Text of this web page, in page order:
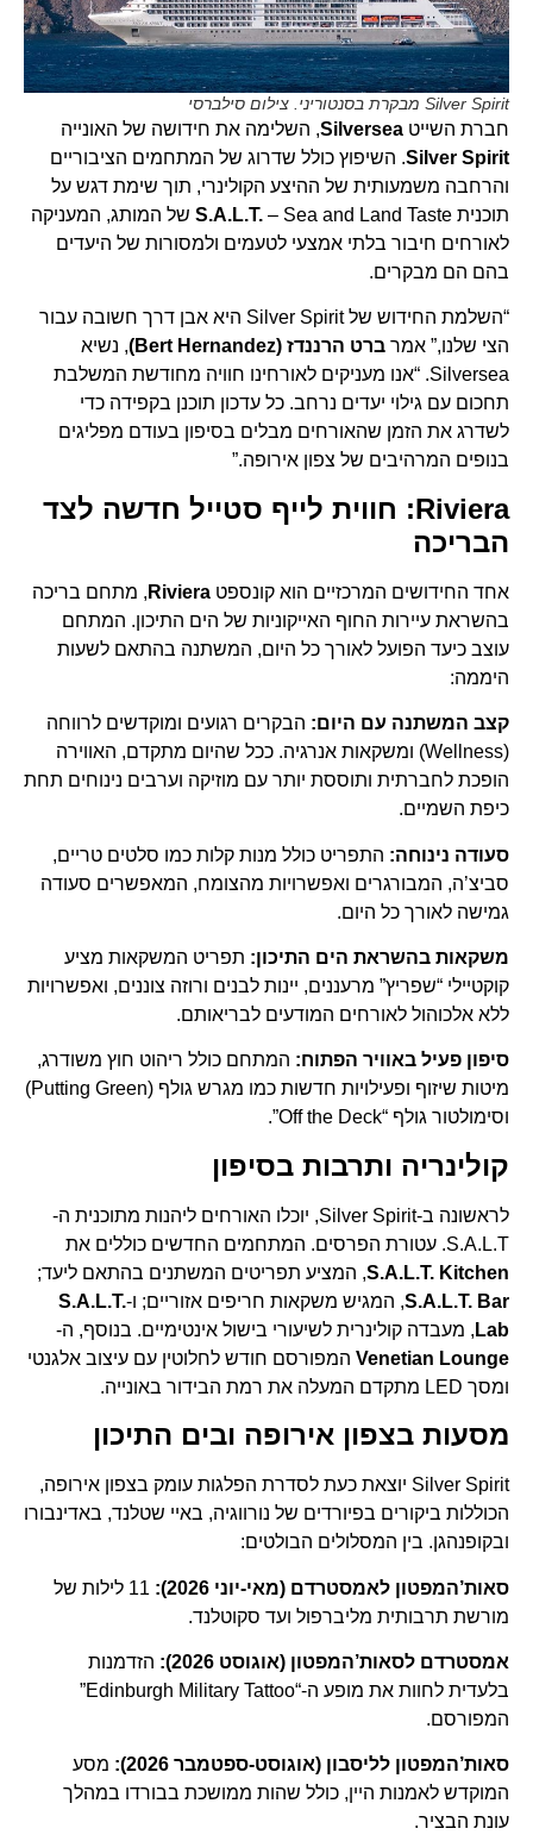
Silver Spirit מבקרת בסנטוריני. צילום סילברסי
חברת השייטSilversea, השלימה את חידושה של האונייה
Silver Spirit. השיפוץ כולל שדרוג של המתחמים הציבוריים
והרחבה משמעותית של ההיצע הקולינרי, תוך שימת דגש על
תוכנית
S.A.L.T.– Sea and Land Taste של המותג, המעניקה
לאורחים חיבור בלתי אמצעי לטעמים ולמסורות של היעדים
בהם הם מבקרים.
“השלמת החידוש של Silver Spirit היא אבן דרך חשובה עבור
הצי שלנו,” אמרברט הרננדז (Bert Hernandez)
, נשיא
Silversea. “אנו מעניקים לאורחינו חוויה מחודשת המשלבת
תחכום עם גילוי יעדים נרחב. כל עדכון תוכנן בקפידה כדי
לשדרג את הזמן שהאורחים מבלים בסיפון בעודם מפליגים
בנופים המרהיבים של צפון אירופה.”
Riviera: חווית לייף סטייל חדשה לצד
הבריכה
אחד החידושים המרכזיים הוא קונספטRiviera, מתחם בריכה
בהשראת עיירות החוף האייקוניות של הים התיכון. המתחם
עוצב כיעד הפועל לאורך כל היום, המשתנה בהתאם לשעות
היממה:
קצב המשתנה עם היום:הבקרים רגועים ומוקדשים לרווחה
(Wellness) ומשקאות אנרגיה. ככל שהיום מתקדם, האווירה
הופכת לחברתית ותוססת יותר עם מוזיקה וערבים נינוחים תחת
כיפת השמיים.
סעודה נינוחה:התפריט כולל מנות קלות כמו סלטים טריים,
סביצ’ה, המבורגרים ואפשרויות מהצומח, המאפשרים סעודה
גמישה לאורך כל היום.
משקאות בהשראת הים התיכון:תפריט המשקאות מציע
קוקטיילי “שפריץ” מרעננים, יינות לבנים ורוזה צוננים, ואפשרויות
ללא אלכוהול לאורחים המודעים לבריאותם.
סיפון פעיל באוויר הפתוח:המתחם כולל ריהוט חוץ משודרג,
מיטות שיזוף ופעילויות חדשות כמו מגרש גולף (Putting Green)
וסימולטור גולף “Off the Deck”.
קולינריה ותרבות בסיפון
לראשונה ב-Silver Spirit, יוכלו האורחים ליהנות מתוכנית ה-
S.A.L.T. עטורת הפרסים. המתחמים החדשים כוללים את
S.A.L.T. Kitchen, המציע תפריטים המשתנים בהתאם ליעד;
S.A.L.T. Bar, המגיש משקאות חריפים אזוריים; ו-S.A.L.T.
Lab, מעבדה קולינרית לשיעורי בישול אינטימיים. בנוסף, ה-
Venetian Loungeהמפורסם חודש לחלוטין עם עיצוב אלגנטי
ומסך LED מתקדם המעלה את רמת הבידור באונייה.
מסעות בצפון אירופה ובים התיכון
Silver Spirit יוצאת כעת לסדרת הפלגות עומק בצפון אירופה,
הכוללות ביקורים בפיורדים של נורווגיה, באיי שטלנד, באדינבורו
ובקופנהגן. בין המסלולים הבולטים:
סאות’המפטון לאמסטרדם (מאי-יוני 2026):
11 לילות של
מורשת תרבותית מליברפול ועד סקוטלנד.
אמסטרדם לסאות’המפטון (אוגוסט 2026):
הזדמנות
בלעדית לחוות את מופע ה-“Edinburgh Military Tattoo”
המפורסם.
סאות’המפטון לליסבון (אוגוסט-ספטמבר 2026):
מסע
המוקדש לאמנות היין, כולל שהות ממושכת בבורדו במהלך
עונת הבציר.